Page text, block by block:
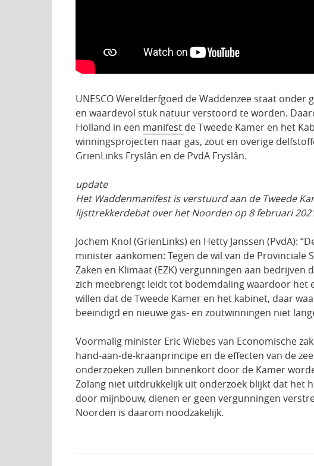
UNESCO Werelderfgoed de Waddenzee staat
en waardevol stuk natuur verstoord te worden.
Holland in een manifest de Tweede Kamer en het
winningsprojecten naar gas, zout en overige
GrienLinks Fryslân en de PvdA Fryslân.
update
Het Waddenmanifest is verstuurd aan de Tweede
lijsttrekkerdebat over het Noorden op 8 februari
Jochem Knol (GrienLinks) en Hetty Janssen (PvdA):
minister aankomen: Tegen de wil van de
Zaken en Klimaat (EZK) vergunningen aan
zich meebrengt leidt tot bodemdaling waardoor het
willen dat de Tweede Kamer en het kabinet, daar
beëindigd en nieuwe gas- en zoutwinningen niet
Voormalig minister Eric Wiebes van Economische
hand-aan-de-kraanprincipe en de effecten van de
onderzoeken zullen binnenkort door de Kamer
Zolang niet uitdrukkelijk uit onderzoek blijkt dat het
door mijnbouw, dienen er geen vergunningen
Noorden is daarom noodzakelijk.